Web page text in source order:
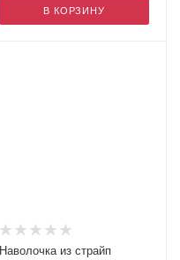
В КОРЗИНУ
Наволочка из страйп